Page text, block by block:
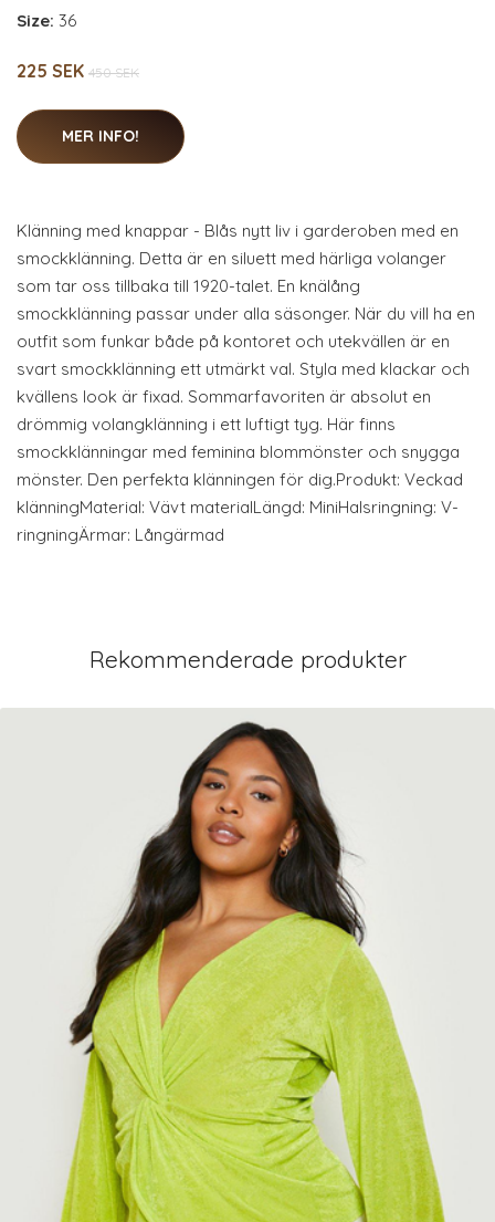
Size: 36
225 SEK 450 SEK
MER INFO!
Klänning med knappar - Blås nytt liv i garderoben med en
smockklänning. Detta är en siluett med härliga volanger
som tar oss tillbaka till 1920-talet. En knälång
smockklänning passar under alla säsonger. När du vill ha en
outfit som funkar både på kontoret och utekvällen är en
svart smockklänning ett utmärkt val. Styla med klackar och
kvällens look är fixad. Sommarfavoriten är absolut en
drömmig volangklänning i ett luftigt tyg. Här finns
smockklänningar med feminina blommönster och snygga
mönster. Den perfekta klänningen för dig.Produkt: Veckad
klänningMaterial: Vävt materialLängd: MiniHalsringning: V-
ringningÄrmar: Långärmad
Rekommenderade produkter